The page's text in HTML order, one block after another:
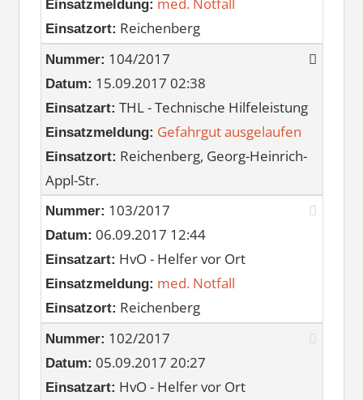
Einsatzmeldung:
Einsatzort: Reichenberg
Nummer: 104/2017
Datum: 15.09.2017 02:38
Einsatzart: THL - Technische Hilfeleistung
Einsatzmeldung: Gefahrgut ausgelaufen
Einsatzort: Reichenberg, Georg-Heinrich-
Appl-Str.
Nummer: 103/2017
Datum: 06.09.2017 12:44
Einsatzart: HvO - Helfer vor Ort
Einsatzmeldung: med. Notfall
Einsatzort: Reichenberg
Nummer: 102/2017
Datum: 05.09.2017 20:27
Einsatzart: HvO - Helfer vor Ort